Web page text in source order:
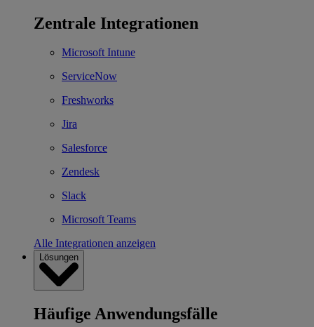
Zentrale Integrationen
Microsoft Intune
ServiceNow
Freshworks
Jira
Salesforce
Zendesk
Slack
Microsoft Teams
Alle Integrationen anzeigen
Lösungen
Häufige Anwendungsfälle